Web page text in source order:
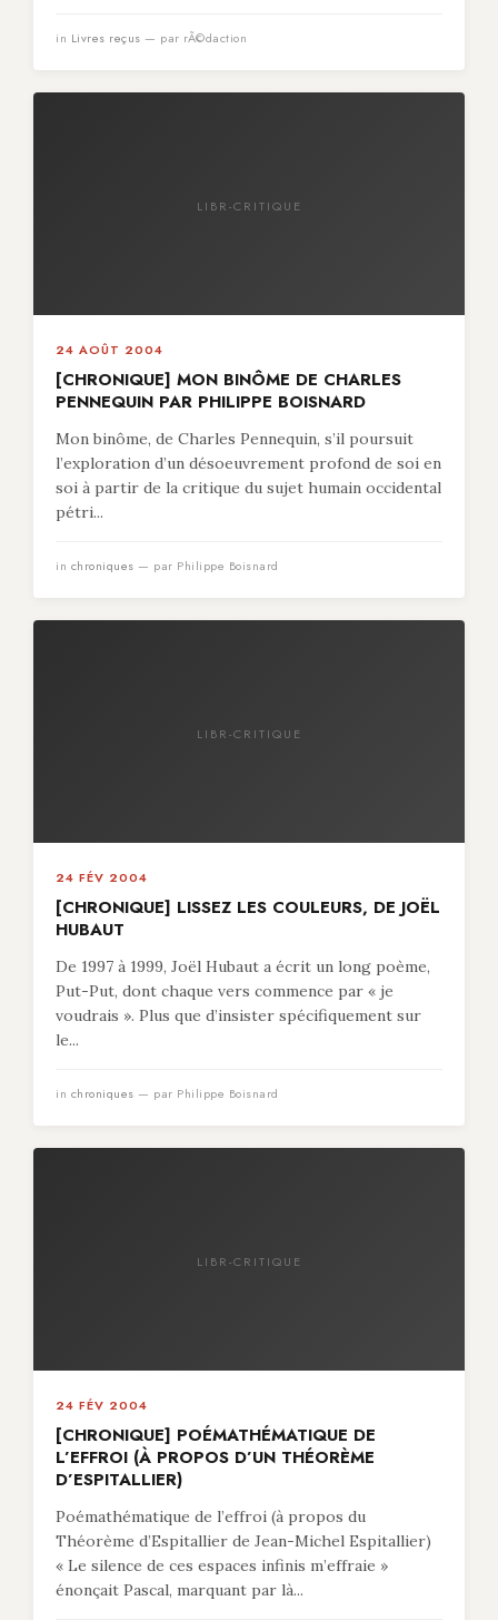
in Livres reçus — par rÃ©daction
LIBR-CRITIQUE
24 AOÛT 2004
[CHRONIQUE] MON BINÔME DE CHARLES
PENNEQUIN PAR PHILIPPE BOISNARD
Mon binôme, de Charles Pennequin, s’il poursuit
l’exploration d’un désoeuvrement profond de soi en
soi à partir de la critique du sujet humain occidental
pétri...
in chroniques — par Philippe Boisnard
LIBR-CRITIQUE
24 FÉV 2004
[CHRONIQUE] LISSEZ LES COULEURS, DE JOËL
HUBAUT
De 1997 à 1999, Joël Hubaut a écrit un long poème,
Put-Put, dont chaque vers commence par « je
voudrais ». Plus que d’insister spécifiquement sur
le...
in chroniques — par Philippe Boisnard
LIBR-CRITIQUE
24 FÉV 2004
[CHRONIQUE] POÉMATHÉMATIQUE DE
L’EFFROI (À PROPOS D’UN THÉORÈME
D’ESPITALLIER)
Poémathématique de l’effroi (à propos du
Théorème d’Espitallier de Jean-Michel Espitallier)
« Le silence de ces espaces infinis m’effraie »
énonçait Pascal, marquant par là...